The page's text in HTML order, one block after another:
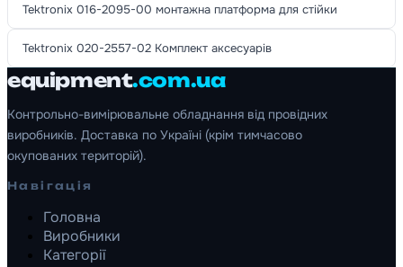
Tektronix 016-2095-00 монтажна платформа для стійки
Tektronix 020-2557-02 Комплект аксесуарів
equipment.com.ua
Контрольно-вимірювальне обладнання від провідних
виробників. Доставка по Україні (крім тимчасово
окупованих територій).
Навігація
Головна
Виробники
Категорії